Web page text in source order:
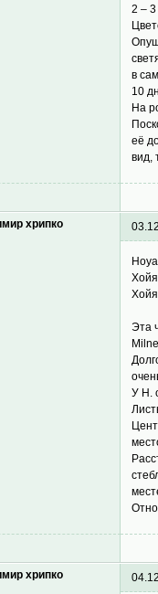
2 –
в
10
На
её
вид,
хрипко
Эта
У H.
хрипко